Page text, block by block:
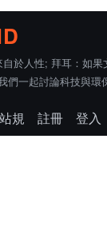
於人性; 拜耳：如
們一起討論科技與環
站規 註冊 登入